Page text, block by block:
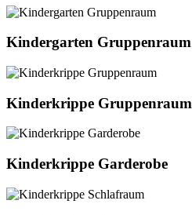
Kindergarten Gruppenraum
Kinderkrippe Gruppenraum
Kinderkrippe Garderobe